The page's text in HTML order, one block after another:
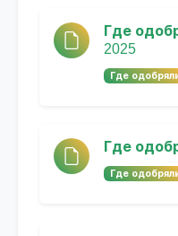
Где
2025
Где
Где
Где